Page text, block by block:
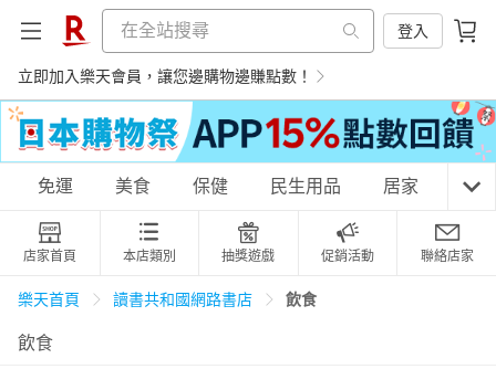
登入
立即加入樂天會員，讓您邊購物邊賺點數！
購物網分類
天天免運 美食蛋糕 養生保健
免運 美食 保健 民生用品 居家 3C
店家首頁 本店類別 抽獎遊戲 促銷活動 聯絡店家
樂天首頁 讀書共和國網路書店 飲食
飲食